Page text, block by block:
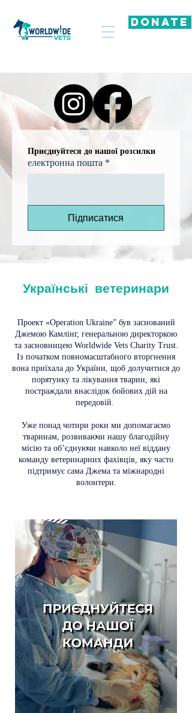
DONATE
Приєднуйтеся до нашої розсилки
електронна пошта *
Підписатися
Українські ветеринари
Проект «Operation Ukraine” був заснований
Джемою Камлінг, генеральною директоркою
та засновницею Worldwide Vets Charity Trust.
Із початком повномасштабного вторгнення
вона приїхала до України, щоб долучитися до
порятунку та лікування тварин, які
постраждали внаслідок бойових дій на
передовій.
Уже понад чотири роки ми допомагаємо
тваринам, розвиваючи нашу благодійну
місію та об’єднуючи навколо неї віддану
команду ветеринарних фахівців, яку часто
підтримує сама Джема та міжнародні
волонтери.